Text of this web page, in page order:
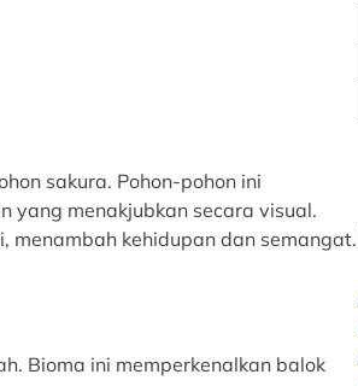
sakura. Pohon-pohon ini
yang menakjubkan secara visual.
menambah kehidupan dan semangat.
Bioma ini memperkenalkan balok